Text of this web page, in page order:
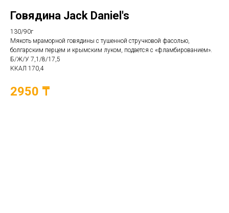
Говядина Jack Daniel's
130/90г
Мякоть мраморной говядины с тушенной стручковой фасолью,
болгарским перцем и крымским луком, подается с «фламбированием».
Б/Ж/У 7,1/8/17,5
ККАЛ 170,4
2950 ₸